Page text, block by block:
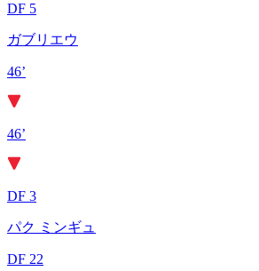
DF 5
ガブリエウ
46’
46’
DF 3
パク ミンギュ
DF 22